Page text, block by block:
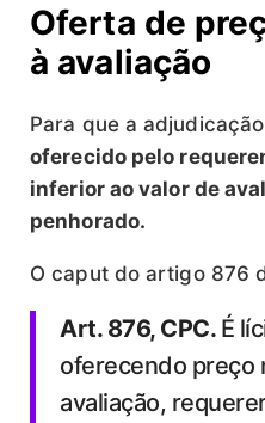
Oferta de
à avaliação
Para que a
oferecido pelo
inferior ao valor de
penhorado.
O caput do artigo 876
Art. 876, CPC. É
oferecendo preço
avaliação,